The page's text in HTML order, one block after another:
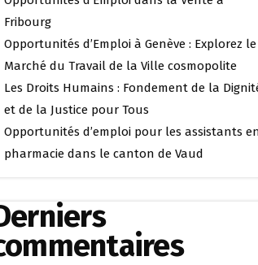
Fribourg
Opportunités d’Emploi à Genève : Explorez le
Marché du Travail de la Ville cosmopolite
Les Droits Humains : Fondement de la
et de la Justice pour Tous
Opportunités d’emploi pour les assistants
pharmacie dans le canton de Vaud